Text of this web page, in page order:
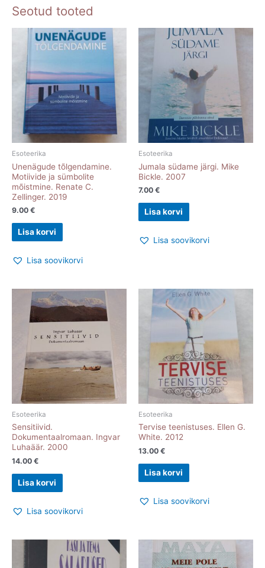
kogus
Seotud tooted
Esoteerika
Unenägude tõlgendamine.
Motiivide ja sümbolite
mõistmine. Renate C.
Zellinger. 2019
9.00 €
Lisa korvi
Lisa soovikorvi
Esoteerika
Jumala südame järgi. Mike
Bickle. 2007
7.00 €
Lisa korvi
Lisa soovikorvi
Esoteerika
Sensitiivid.
Dokumentaalromaan. Ingvar
Luhaäär. 2000
14.00 €
Lisa korvi
Lisa soovikorvi
Esoteerika
Tervise teenistuses. Ellen G.
White. 2012
13.00 €
Lisa korvi
Lisa soovikorvi